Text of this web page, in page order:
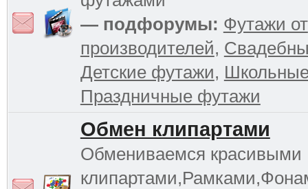
— подфорумы: Футажи от
производителей,
Детские футажи,
Праздничные футажи
Обмен клипартами
Обмениваемся красивыми